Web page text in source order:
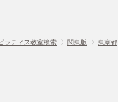
ラティス教室検索 〉 関東版 〉 東京都